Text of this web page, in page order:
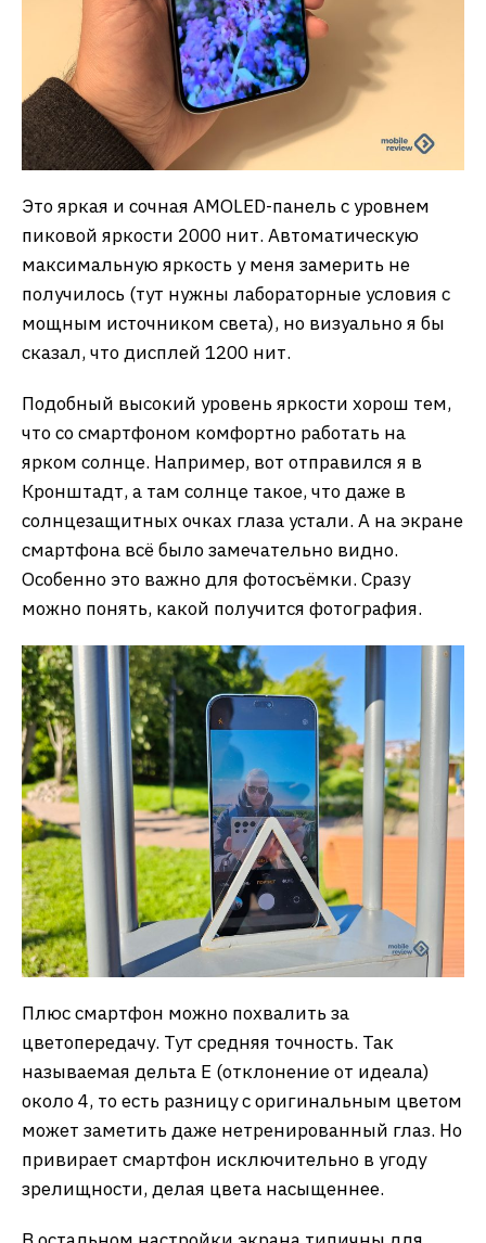
Это яркая и сочная AMOLED-панель с уровнем
пиковой яркости 2000 нит. Автоматическую
максимальную яркость у меня замерить не
получилось (тут нужны лабораторные условия с
мощным источником света), но визуально я бы
сказал, что дисплей 1200 нит.
Подобный высокий уровень яркости хорош тем,
что со смартфоном комфортно работать на
ярком солнце. Например, вот отправился я в
Кронштадт, а там солнце такое, что даже в
солнцезащитных очках глаза устали. А на экране
смартфона всё было замечательно видно.
Особенно это важно для фотосъёмки. Сразу
можно понять, какой получится фотография.
Плюс смартфон можно похвалить за
цветопередачу. Тут средняя точность. Так
называемая дельта Е (отклонение от идеала)
около 4, то есть разницу с оригинальным цветом
может заметить даже нетренированный глаз. Но
привирает смартфон исключительно в угоду
зрелищности, делая цвета насыщеннее.